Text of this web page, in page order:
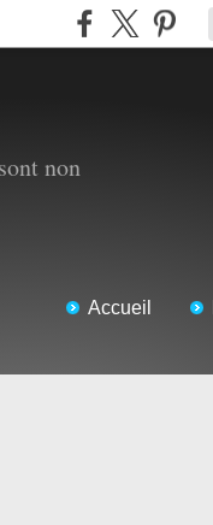
non
Accueil